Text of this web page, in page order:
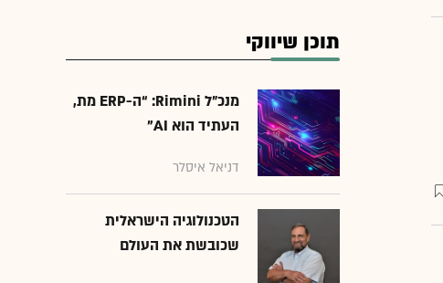
תוכן שיווקי
מנכ״ל Rimini: “ה-ERP מת,
העתיד הוא AI"
דניאל איסלר
הטכנולוגיה הישראלית
שכובשת את העולם